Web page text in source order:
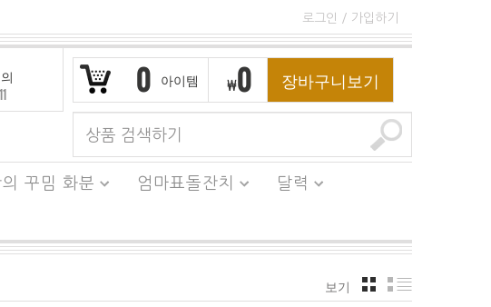
로그인 / 가입하기
0 아이템 ₩0 장바구니보기
의 꾸밈 화분 엄마표돌잔치 달력
보기 격자